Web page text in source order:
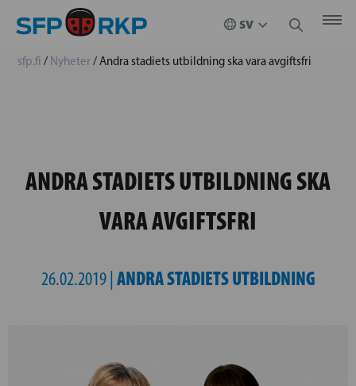
sfp.fi / Nyheter/Andra stadiets utbildning ska vara avgiftsfri
ANDRA STADIETS UTBILDNING SKA
VARA AVGIFTSFRI
26.02.2019 | ANDRA STADIETS UTBILDNING